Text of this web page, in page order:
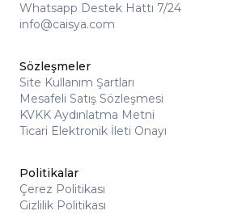
Whatsapp Destek Hattı 7/24
info@caisya.com
Sözleşmeler
Site Kullanım Şartları
Mesafeli Satış Sözleşmesi
KVKK Aydınlatma Metni
Ticari Elektronik İleti Onayı
Politikalar
Çerez Politikası
Gizlilik Politikası